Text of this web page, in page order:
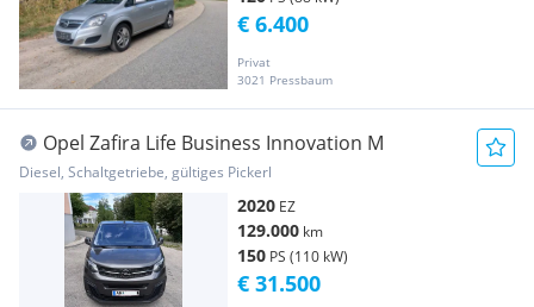
Privat
3021 Pressbaum
€ 6.400
Opel Zafira Life Business Innovation M
Diesel, Schaltgetriebe, gültiges Pickerl
2020 EZ
129.000 km
150 PS (110 kW)
€ 31.500